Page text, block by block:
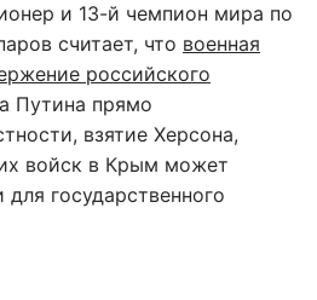
и 13-й чемпион мира по
считает, что военная
российского
Путина прямо
взятие Херсона,
войск в Крым может
государственного